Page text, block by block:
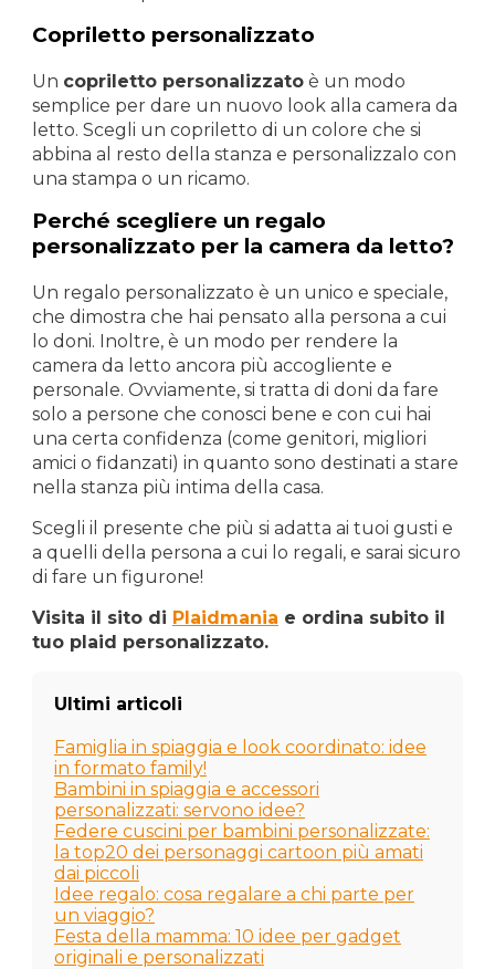
Copriletto personalizzato
Un copriletto personalizzatoè un modo
semplice per dare un nuovo look alla camera da
letto. Scegli un copriletto di un colore che si
abbina al resto della stanza e personalizzalo con
una stampa o un ricamo.
Perché scegliere un regalo
personalizzato per la camera da letto?
Un regalo personalizzato è un unico e speciale,
che dimostra che hai pensato alla persona a cui
lo doni. Inoltre, è un modo per rendere la
camera da letto ancora più accogliente e
personale. Ovviamente, si tratta di doni da fare
solo a persone che conosci bene e con cui hai
una certa confidenza (come genitori, migliori
amici o fidanzati) in quanto sono destinati a stare
nella stanza più intima della casa.
Scegli il presente che più si adatta ai tuoi gusti e
a quelli della persona a cui lo regali, e sarai sicuro
di fare un figurone!
Visita il sito di Plaidmania e ordina subito il
tuo plaid personalizzato.
Ultimi articoli
Famiglia in spiaggia e look coordinato: idee
in formato family!
Bambini in spiaggia e accessori
personalizzati: servono idee?
Federe cuscini per bambini personalizzate:
la top20 dei personaggi cartoon più amati
dai piccoli
Idee regalo: cosa regalare a chi parte per
un viaggio?
Festa della mamma: 10 idee per gadget
originali e personalizzati